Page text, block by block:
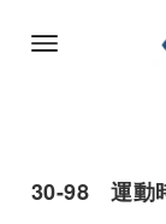
30-98 運動